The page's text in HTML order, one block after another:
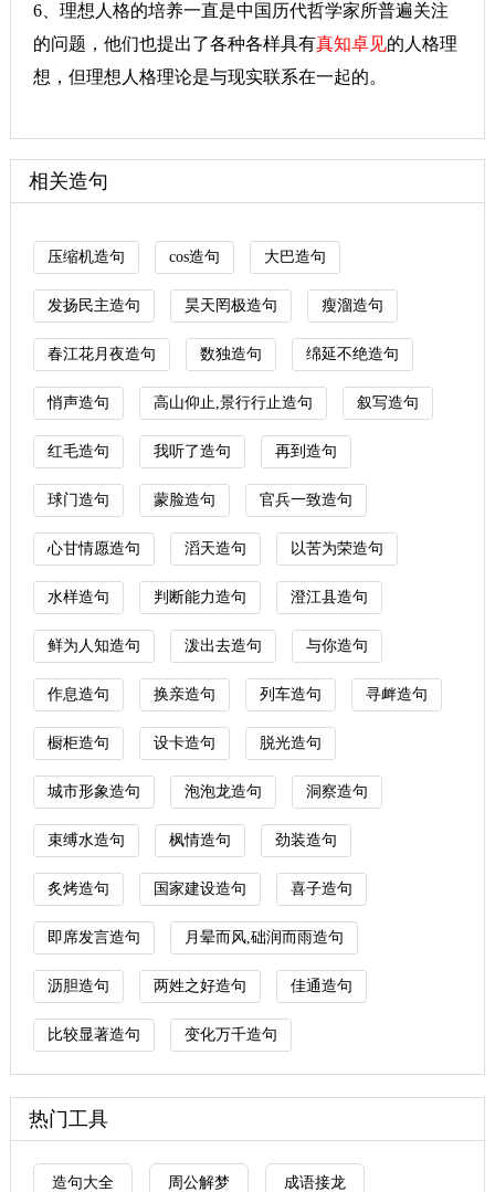
6、理想人格的培养一直是中国历代哲学家所普遍关注
的问题，他们也提出了各种各样具有真知卓见的人格理
想，但理想人格理论是与现实联系在一起的。
相关造句
压缩机造句 cos造句 大巴造句
发扬民主造句 昊天罔极造句 瘦溜造句
春江花月夜造句 数独造句 绵延不绝造句
悄声造句 高山仰止,景行行止造句 叙写造句
红毛造句 我听了造句 再到造句
球门造句 蒙脸造句 官兵一致造句
心甘情愿造句 滔天造句 以苦为荣造句
水样造句 判断能力造句 澄江县造句
鲜为人知造句 泼出去造句 与你造句
作息造句 换亲造句 列车造句 寻衅造句
橱柜造句 设卡造句 脱光造句
城市形象造句 泡泡龙造句 洞察造句
束缚水造句 枫情造句 劲装造句
炙烤造句 国家建设造句 喜子造句
即席发言造句 月晕而风,础润而雨造句
沥胆造句 两姓之好造句 佳通造句
比较显著造句 变化万千造句
热门工具
造句大全 周公解梦 成语接龙